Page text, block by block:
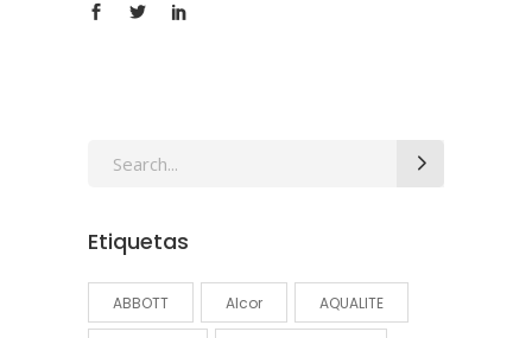
Search
Etiquetas
ABBOTT Alcor AQUALITE